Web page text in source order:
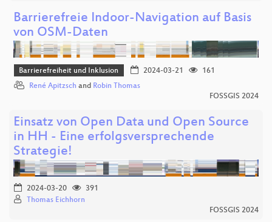
Barrierefreie Indoor-Navigation auf Basis
von OSM-Daten
Barrierefreiheit und Inklusion 2024-03-21
161
René Apitzsch and Robin Thomas
FOSSGIS 2024
Einsatz von Open Data und Open Source
in HH - Eine erfolgsversprechende
Strategie!
2024-03-20
391
Thomas Eichhorn
FOSSGIS 2024